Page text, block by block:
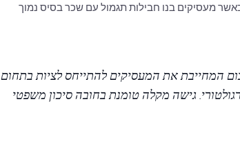
מעסיקים בנו חבילות תגמול עם שכר בסיס נמוך
המחייבת את המעסיקים להתייחס לציות בתחום
גישה מקלה טומנת בחובה סיכון משפטי